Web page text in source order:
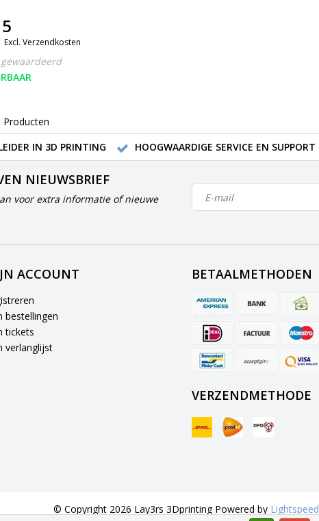
Excl. Verzendkosten
Producten
IN 3D PRINTING
HOOGWAARDIGE SERVICE EN SUPPORT
NIEUWSBRIEF
voor extra informatie of nieuwe
ACCOUNT
bestellingen
tickets
verlanglijst
BETAALMETHODEN
VERZENDMETHODE
© Copyright 2026 Lay3rs 3Dprinting Powered by Lightspeed